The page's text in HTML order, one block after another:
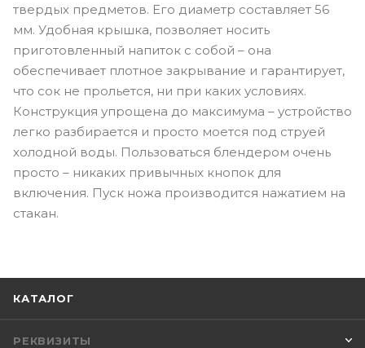
твердых предметов. Его диаметр составляет 56
мм. Удобная крышка, позволяет носить
приготовленный напиток с собой – она
обеспечивает плотное закрывание и гарантирует,
что сок не прольется, ни при каких условиях.
Конструкция упрощена до максимума – устройство
легко разбирается и просто моется под струей
холодной воды. Пользоваться блендером очень
просто – никаких привычных кнопок для
включения. Пуск ножа производится нажатием на
стакан.
КАТАЛОГ
РЕКВИЗИТЫ